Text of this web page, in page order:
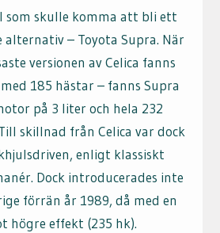
som skulle komma att bli ett
alternativ – Toyota Supra. När
versionen av Celica fanns
185 hästar – fanns Supra
på 3 liter och hela 232
skillnad från Celica var dock
enligt klassiskt
Dock introducerades inte
förrän år 1989, då med en
högre effekt (235 hk).